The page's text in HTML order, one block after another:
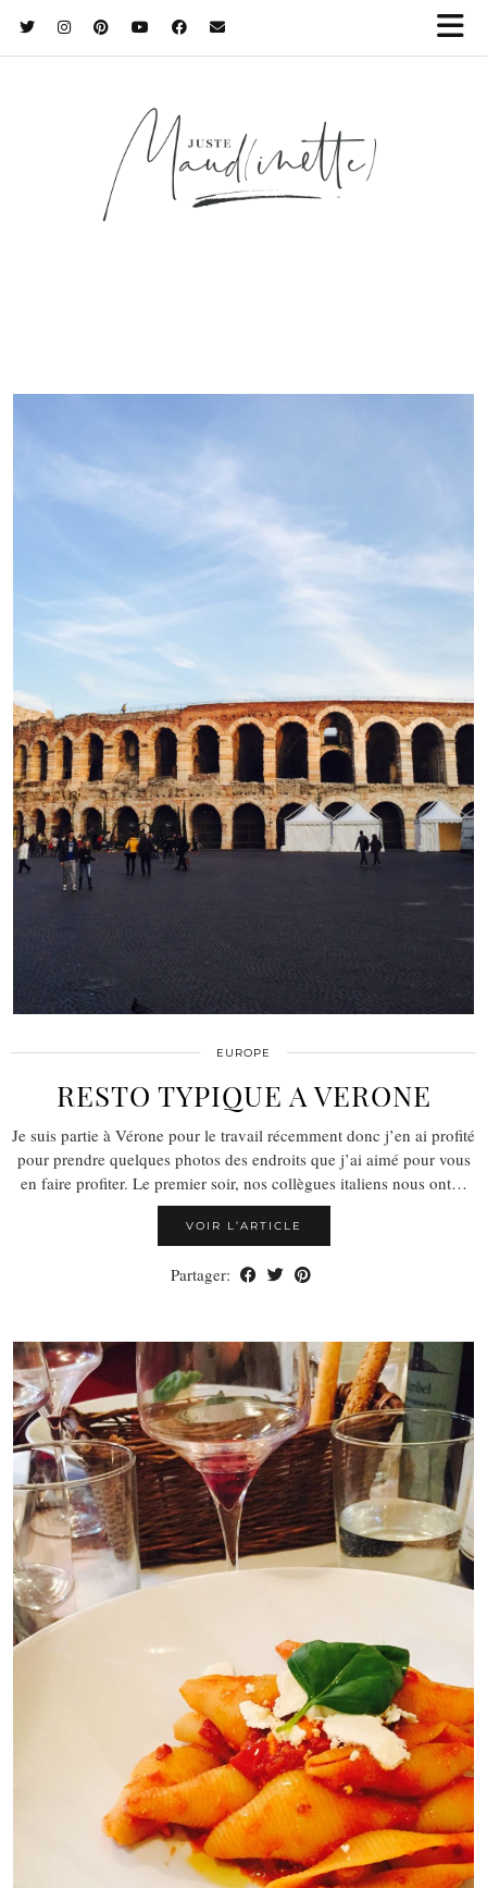
EUROPE
RESTO TYPIQUE A VERONE
Je suis partie à Vérone pour le travail récemment donc j’en ai profité
pour prendre quelques photos des endroits que j’ai aimé pour vous
en faire profiter. Le premier soir, nos collègues italiens nous ont…
VOIR L’ARTICLE
Partager: